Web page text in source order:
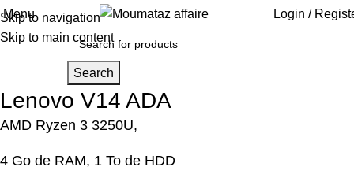
Skip to navigation
Skip to main content
Menu Login /
Search
Lenovo V14 ADA
AMD Ryzen 3 3250U,
4 Go de RAM, 1 To de HDD